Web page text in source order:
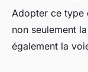
Adopter ce type
non seulement
également la